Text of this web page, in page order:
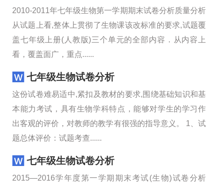
2010-2011年七年级生物第一学期期末试卷分析质量分析
从试题上看,整体上贯彻了生物课该改标准的要求,试题覆
盖七年级上册(人教版)三个单元的全部内容．从内容上
看，覆盖面广，重点......
七年级生物试卷分析
这份试卷难易适中,紧扣及教材的要求,围绕基础知识和基
本能力考试，具有生物学科特点，能够对学生的学习作
出客观的评价，对教师的教学有很强的指导意义。 1、试
题总体评价：试题考查......
七年级生物试卷分析
2015—2016学年度第一学期期末考试(生物)试卷分析